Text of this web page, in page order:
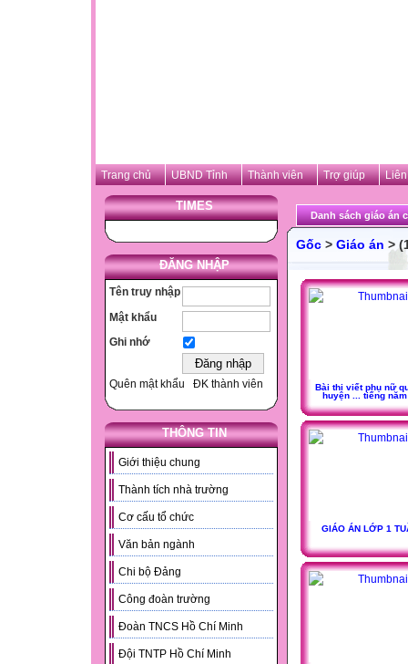
Trang chủ UBND Tỉnh Thành viên Trợ giúp
TIMES
ĐĂNG NHẬP
Tên truy nhập
Mật khẩu
Ghi nhớ
Quên mật khẩu ĐK thành viên
THÔNG TIN
Giới thiệu chung
Thành tích nhà trường
Cơ cấu tổ chức
Văn bản ngành
Chi bộ Đảng
Công đoàn trường
Đoàn TNCS Hồ Chí Minh
Đội TNTP Hồ Chí Minh
Danh sách giáo án
Gốc > Giáo án >
Bài thi viết phụ nữ
huyện ... tiếng
GIÁO ÁN LỚP 1